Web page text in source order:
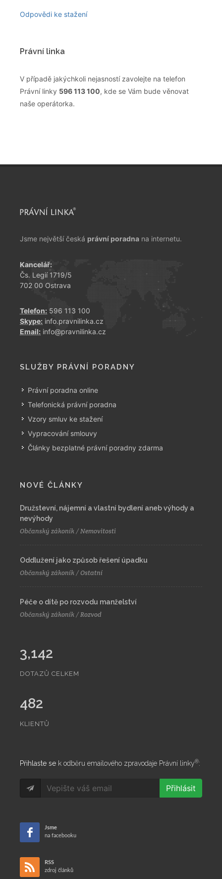
Odpovědi ke stažení
Právní linka
V případě jakýchkoli nejasností zavolejte na telefon
Právní linky 596 113 100, kde se Vám bude věnovat
naše operátorka.
Jsme největší česká právní poradna na internetu.
Kancelář:
Čs. Legií 1719/5
702 00 Ostrava
Telefon: 596 113 100
Skype: info.pravnilinka.cz
Email: info@pravnilinka.cz
SLUŽBY PRÁVNÍ PORADNY
Právní poradna online
Telefonická právní poradna
Vzory smluv ke stažení
Vypracování smlouvy
Články bezplatné právní poradny zdarma
NOVÉ ČLÁNKY
Družstevní, nájemní a vlastní bydlení aneb výhody a
nevýhody
Občanský zákoník / Nemovitosti
Oddlužení jako způsob řešení úpadku
Občanský zákoník / Ostatní
Péče o dítě po rozvodu manželství
Občanský zákoník / Rozvod
3,142
DOTAZŮ CELKEM
482
KLIENTŮ
Přihlaste se k odběru emailového zpravodaje Právní linky®:
Přihlásit
Jsme
na facebooku
RSS
zdroj článků